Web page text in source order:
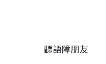
聽語障朋友